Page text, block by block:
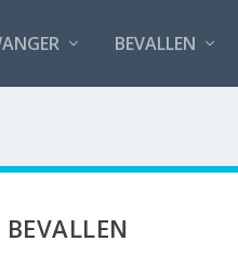
BEVALLEN
BEVALLEN